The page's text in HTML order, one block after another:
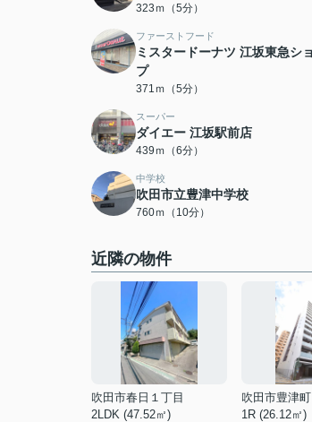
323ｍ（5分）
ファーストフード
ミスタードーナツ 江坂東急シ
プ
371ｍ（5分）
スーパー
ダイエー 江坂駅前店
439ｍ（6分）
中学校
吹田市立豊津中学校
760ｍ（10分）
近隣の物件
吹田市春日１丁目
2LDK (47.52㎡)
吹田市豊津町
1R (26.12㎡)